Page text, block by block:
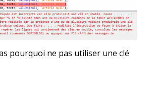
pourquoi ne pas utiliser une clé